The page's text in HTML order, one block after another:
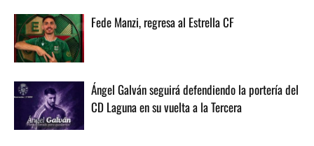
Fede Manzi, regresa al Estrella CF
Ángel Galván seguirá defendiendo la portería del
CD Laguna en su vuelta a la Tercera